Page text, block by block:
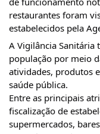
restaurantes foram
estabelecidos pela
A Vigilância Sanitária
população por meio
atividades, produtos
saúde pública.
Entre as principais
fiscalização de
supermercados,